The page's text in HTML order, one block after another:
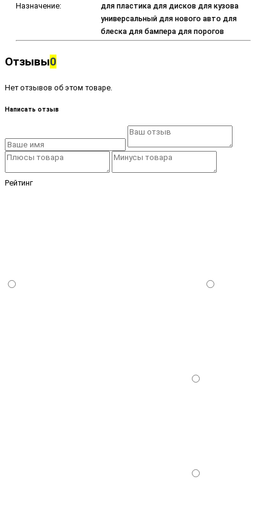
Назначение:
для пластика для дисков для кузова
универсальный для нового авто для
блеска для бампера для порогов
Отзывы0
Нет отзывов об этом товаре.
Написать отзыв
Рейтинг